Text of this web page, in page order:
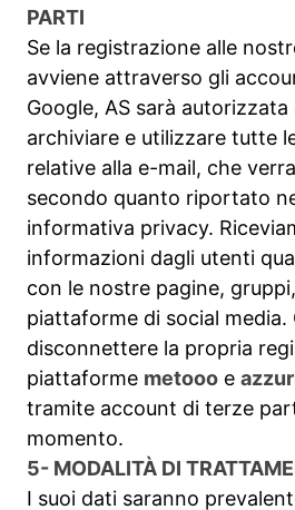
PARTI
Se la registrazione alle
avviene attraverso gli
Google, AS sarà
archiviare e utilizzare tutte
relative alla e-mail, che
secondo quanto riportato
informativa privacy.
informazioni dagli utenti
con le nostre pagine,
piattaforme di social media.
disconnettere la propria
piattaforme metooo e
tramite account di terze
momento.
5- MODALITÀ DI
I suoi dati saranno